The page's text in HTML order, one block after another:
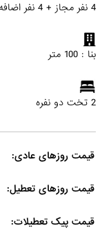
4 نفر مجاز + 4 نفر اضافه
بنا : 100 متر
2 تخت دو نفره
قیمت روزهای عادی:
قیمت روزهای تعطیل:
قیمت پیک تعطیلات: